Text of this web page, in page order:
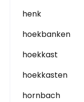
henk
hoekbanken
hoekkast
hoekkasten
hornbach